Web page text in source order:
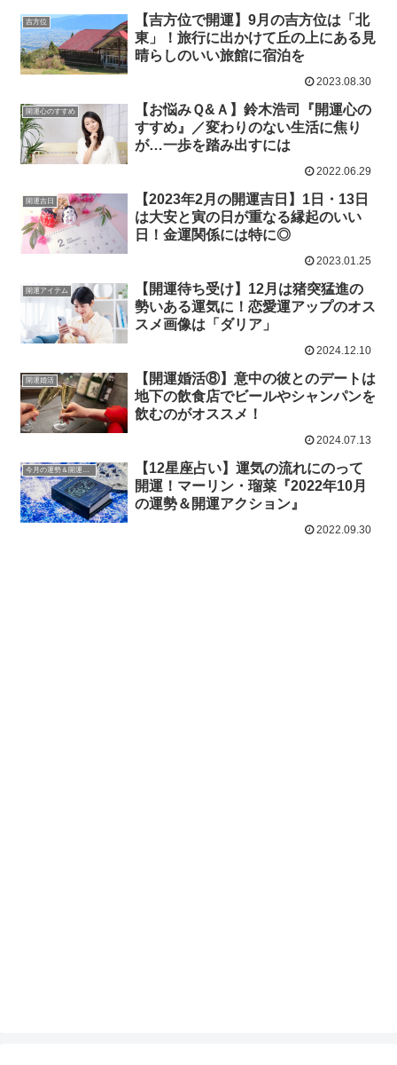
吉方位
【吉方位で開運】9月の吉方位は「北
東」！旅行に出かけて丘の上にある見
晴らしのいい旅館に宿泊を
2023.08.30
開運心のすすめ
【お悩みＱ&Ａ】鈴木浩司『開運心の
すすめ』／変わりのない生活に焦り
が…一歩を踏み出すには
2022.06.29
開運吉日
【2023年2月の開運吉日】1日・13日
は大安と寅の日が重なる縁起のいい
日！金運関係には特に◎
2023.01.25
開運アイテム
【開運待ち受け】12月は猪突猛進の
勢いある運気に！恋愛運アップのオス
スメ画像は「ダリア」
2024.12.10
開運婚活
【開運婚活⑧】意中の彼とのデートは
地下の飲食店でビールやシャンパンを
飲むのがオススメ！
2024.07.13
【12星座占い】運気の流れにのって
開運！マーリン・瑠菜『2022年10月
の運勢＆開運アクション』
2022.09.30